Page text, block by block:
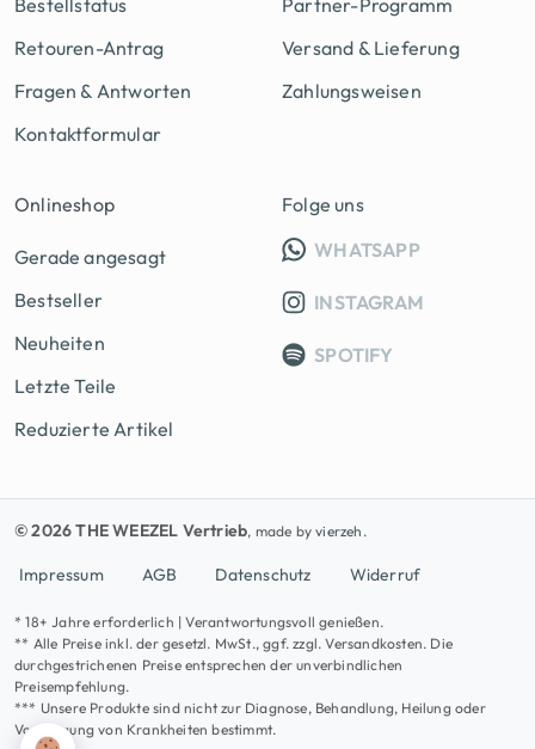
Retouren-Antrag
Fragen & Antworten
Kontaktformular
Versand & Lieferung
Zahlungsweisen
Onlineshop
Gerade angesagt
Bestseller
Neuheiten
Letzte Teile
Reduzierte Artikel
Folge uns
WHATSAPPINFO
INSTAGRAM
SPOTIFY
© 2026 THE WEEZEL Vertrieb, made byvierzeh.
Impressum AGB Datenschutz Widerruf
* 18+ Jahre erforderlich | Verantwortungsvoll genießen.
** Alle Preise inkl. der gesetzl. MwSt., ggf. zzgl. Versandkosten. Die
durchgestrichenen Preise entsprechen der unverbindlichen
Preisempfehlung.
*** Unsere Produkte sind nicht zur Diagnose, Behandlung, Heilung oder
Vorbeugung von Krankheiten bestimmt.